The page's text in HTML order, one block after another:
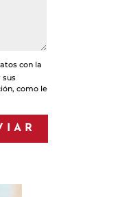
con la
sus
como le